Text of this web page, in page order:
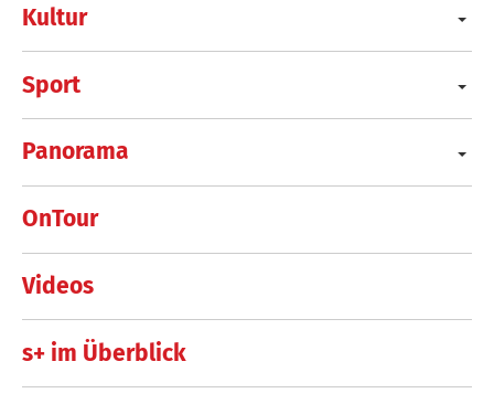
Kultur
Sport
Panorama
OnTour
Videos
s+ im Überblick